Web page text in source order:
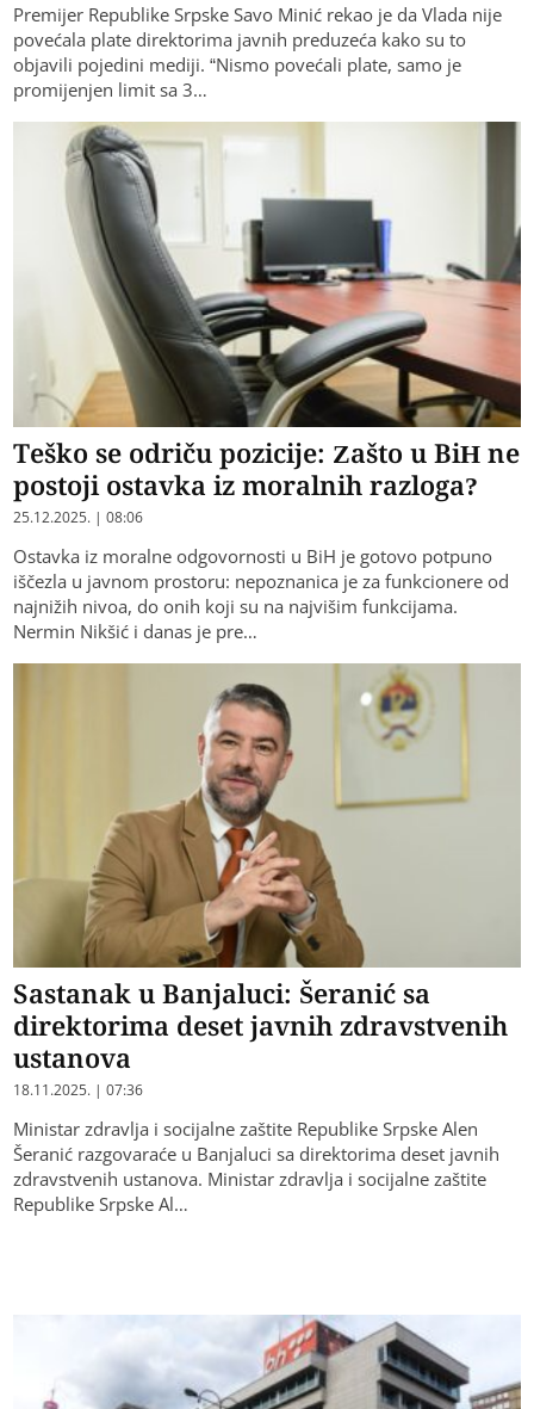
Premijer Republike Srpske Savo Minić rekao je da Vlada nije
povećala plate direktorima javnih preduzeća kako su to
objavili pojedini mediji. “Nismo povećali plate, samo je
promijenjen limit sa 3…
Teško se odriču pozicije: Zašto u BiH ne
postoji ostavka iz moralnih razloga?
25.12.2025. | 08:06
Ostavka iz moralne odgovornosti u BiH je gotovo potpuno
iščezla u javnom prostoru: nepoznanica je za funkcionere od
najnižih nivoa, do onih koji su na najvišim funkcijama.
Nermin Nikšić i danas je pre…
Sastanak u Banjaluci: Šeranić sa
direktorima deset javnih zdravstvenih
ustanova
18.11.2025. | 07:36
Ministar zdravlja i socijalne zaštite Republike Srpske Alen
Šeranić razgovaraće u Banjaluci sa direktorima deset javnih
zdravstvenih ustanova. Ministar zdravlja i socijalne zaštite
Republike Srpske Al…